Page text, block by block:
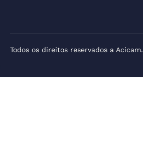
Todos os direitos reservados a Acicam.